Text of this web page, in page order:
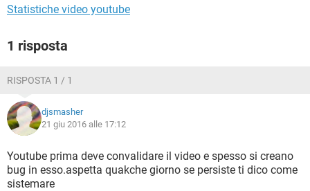
Statistiche video youtube
1 risposta
RISPOSTA 1 / 1
djsmasher
21 giu 2016 alle 17:12
Youtube prima deve convalidare il video e spesso si creano
bug in esso.aspetta quakche giorno se persiste ti dico come
sistemare